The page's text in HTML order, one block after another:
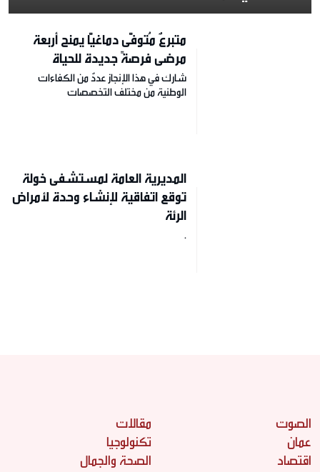
متبرعٌ مُتوفًّى دماغيًّا يمنح أربعة
مرضى فرصةً جديدة للحياة
شارك في هذا الإنجاز عددٌ من الكفاءات
الوطنية من مختلف التخصصات
المديرية العامة لمستشفى خولة
توقع اتفاقية لإنشاء وحدة لأمراض
الرئة
.
الصوت
عمان
اقتصاد
مقالات
تكنولوجيا
الصحة والجمال